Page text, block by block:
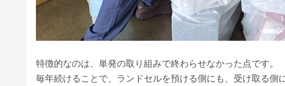
特徴的なのは、単発の取り組みで終わらせなかった点です。
毎年続けることで、ランドセルを預ける側にも、受け取る側